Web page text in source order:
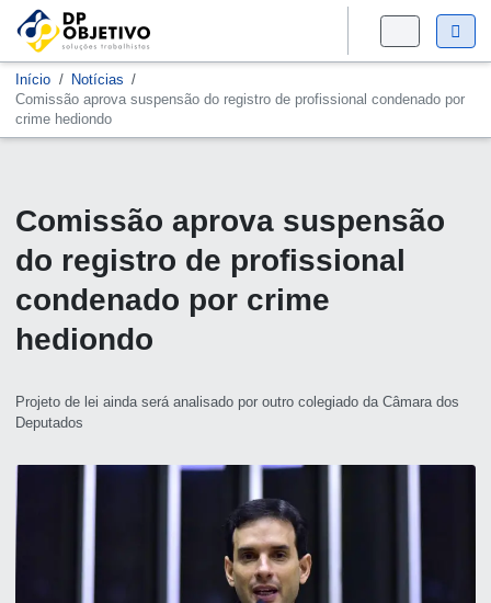
Início
Notícias
Comissão aprova suspensão do registro de profissional condenado por
crime hediondo
Comissão aprova suspensão
do registro de profissional
condenado por crime
hediondo
Projeto de lei ainda será analisado por outro colegiado da Câmara dos
Deputados